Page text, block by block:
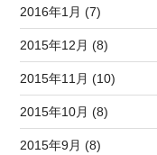
2016年1月 (7)
2015年12月 (8)
2015年11月 (10)
2015年10月 (8)
2015年9月 (8)